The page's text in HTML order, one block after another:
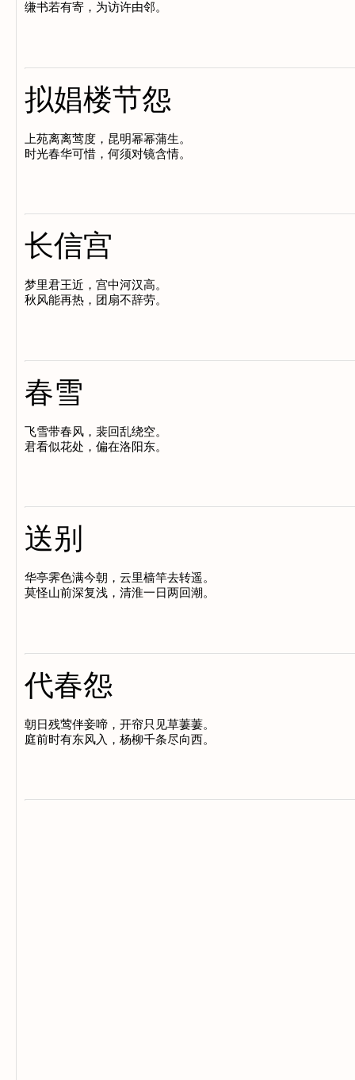
拟娼楼节怨
上苑离离莺度，昆明幂幂蒲生。
长信宫
梦里君王近，宫中河汉高。
春雪
飞雪带春风，裴回乱绕空。
送别
华亭霁色满今朝，云里樯竿去转遥。
代春怨
朝日残莺伴妾啼，开帘只见草萋萋。